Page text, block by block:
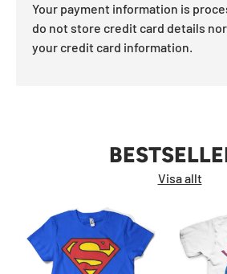
Your payment information is
do not store credit card details
your credit card information.
Visa allt